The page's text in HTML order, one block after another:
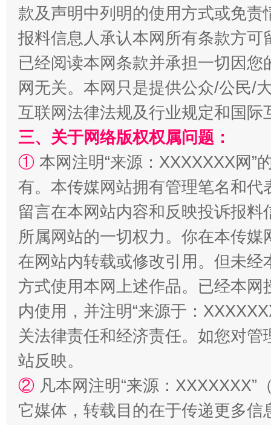
全民健身五年计划来了！等你上场
阿坝州三大球赛在茂县开幕 规模
国家大学科技园优化重塑工作
款及声明中列明的使用方式或免责
报料信息人承认本网所有条款方
已经阅读本网条款并承担一切因
网无关。本网只是提供公众/公民/
互联网法律法规及行业规定和国
三、关于网络版权权属问题：
① 本网注明“来源：XXXXXXX网”
有。本传媒网站拥有管理笔名和
留言在本网站内容和反映投诉报
所属网站的一切权力。你在本传
在网站内转载或修改引用。但未
方式使用本网上述作品。已经本
内使用，并注明“来源于：
关法律责任和经济责任。如您对
站反映。
② 凡本网注明“来源：
它媒体，转载目的在于传递更多